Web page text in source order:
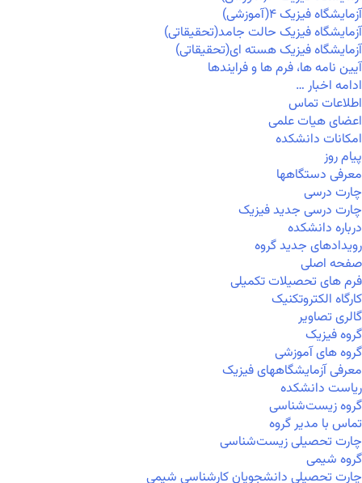
آزمایشگاه فیزیک ۴(آموزشی)
آزمایشگاه فیزیک حالت جامد(تحقیقاتی)
آزمایشگاه فیزیک هسته ای(تحقیقاتی)
آیین نامه ها، فرم ها و فرایندها
ادامه اخبار …
اطلاعات تماس
اعضای هیات علمی
امکانات دانشکده
پیام روز
معرفی دستگاهها
چارت درسی
چارت درسی جدید فیزیک
درباره دانشکده
رویدادهای جدید گروه
صفحه اصلی
فرم های تحصیلات تکمیلی
کارگاه الکتروتکنیک
گالری تصاویر
گروه فیزیک
گروه های آموزشی
معرفی آزمایشگاههای فیزیک
ریاست دانشکده
گروه زیست‌شناسی
تماس با مدیر گروه
چارت تحصیلی زیست‌شناسی
گروه شیمی
چارت تحصیلی دانشجویان کارشناسی شیمی